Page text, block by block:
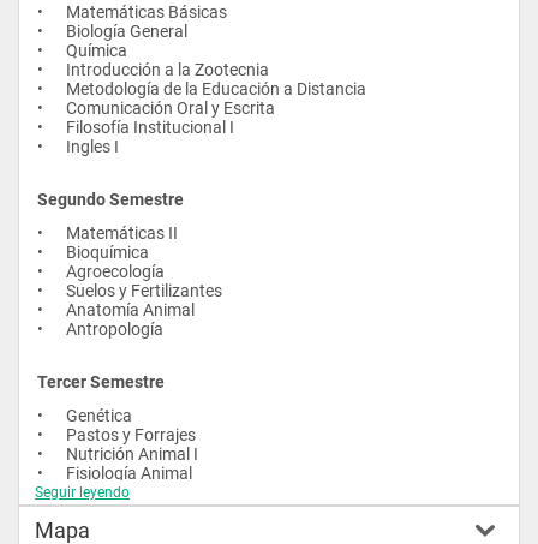
•	Matemáticas Básicas
•	Biología General
•	Química
•	Introducción a la Zootecnia
•	Metodología de la Educación a Distancia
•	Comunicación Oral y Escrita
•	Filosofía Institucional I
•	Ingles I
Segundo Semestre
•	Matemáticas II
•	Bioquímica
•	Agroecología
•	Suelos y Fertilizantes
•	Anatomía Animal
•	Antropología
Tercer Semestre
•	Genética
•	Pastos y Forrajes
•	Nutrición Animal I
•	Fisiología Animal
•	Bioestadística
•	Epistemología
•	Electiva I
Seguir leyendo
Mapa